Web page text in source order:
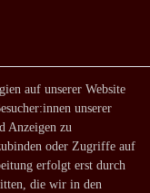
auf unserer Website
unserer
Anzeigen zu
oder Zugriffe auf
erfolgt erst durch
die wir in den